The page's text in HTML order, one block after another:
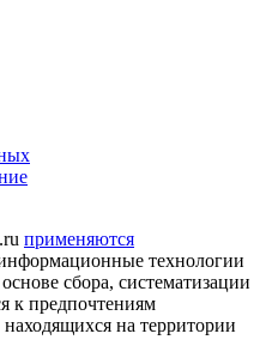
применяются
технологии
сбора, систематизации
к предпочтениям
на территории